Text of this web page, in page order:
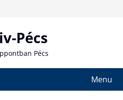
Pécs
Pécs
Menu